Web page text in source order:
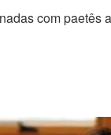
com paetês